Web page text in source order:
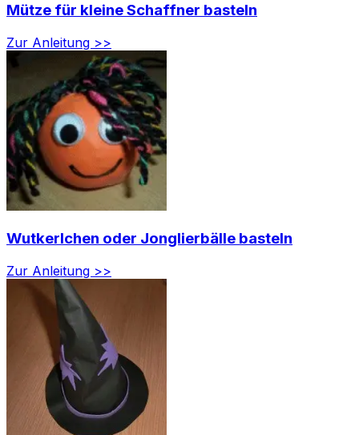
Mütze für kleine Schaffner basteln
Zur Anleitung >>
Wutkerlchen oder Jonglierbälle basteln
Zur Anleitung >>